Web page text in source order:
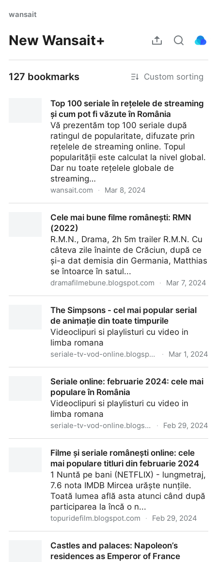
wansait
New Wansait+
127 bookmarks Custom sorting
Top 100 seriale în rețelele de streaming
și cum pot fi văzute în România
Vă prezentăm top 100 seriale după
ratingul de popularitate, difuzate prin
rețelele de streaming online. Topul
popularității este calculat la nivel global.
Dar nu toate rețelele globale de
streaming…
wansait.com · Mar 8, 2024
văzute în RomâniaCele mai bune filme românești: RMN
(2022)
R.M.N., Drama, 2h 5m trailer R.M.N. Cu
câteva zile înainte de Crăciun, după ce
și-a dat demisia din Germania, Matthias
se întoarce în satul...
dramafilmebune.blogspot.com · Mar 7, 2024
The Simpsons - cel mai popular serial
de animație din toate timpurile
Videoclipuri si playlisturi cu video in
limba romana
seriale-tv-vod-online.blogspot.com · Mar 1, 2024
din toate timpurileSeriale online: februarie 2024: cele mai
populare în România
Videoclipuri si playlisturi cu video in
limba romana
seriale-tv-vod-online.blogspot.com · Feb 29, 2024
Filme și seriale românești online: cele
mai populare titluri din februarie 2024
1 Nuntă pe bani (NETFLIX) - lungmetraj,
7.6 nota IMDB Mircea urăște nunțile.
Toată lumea află asta atunci când după
participarea la încă o n...
topuridefilm.blogspot.com · Feb 29, 2024
titluri din februarie 2024
Castles and palaces: Napoleon’s
residences as Emperor of France